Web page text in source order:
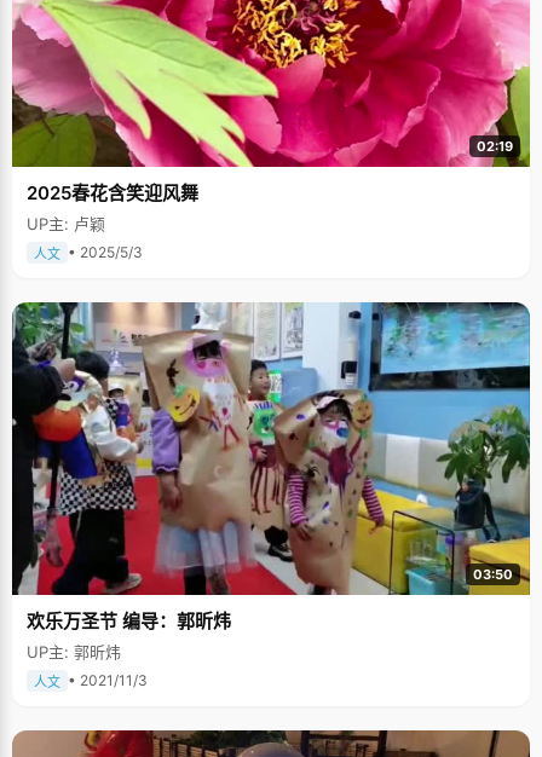
02:19
2025春花含笑迎风舞
UP主: 卢颖
人文 • 2025/5/3
03:50
欢乐万圣节 编导：郭昕炜
UP主: 郭昕炜
人文 • 2021/11/3